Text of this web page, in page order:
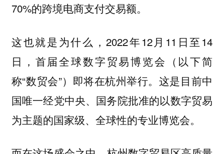
70%的跨境电商支付交易额。
这也就是为什么，2022年12月11日至14
日，首届全球数字贸易博览会（以下简
称“数贸会”）即将在杭州举行。这是目前中
国唯一经党中央、国务院批准的以数字贸易
为主题的国家级、全球性的专业博览会。